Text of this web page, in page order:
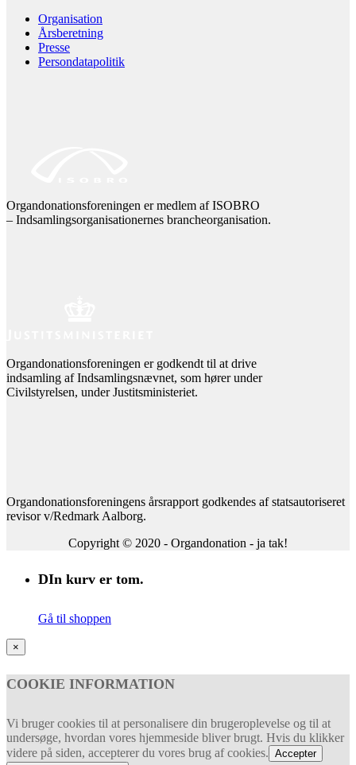
Organisation
Årsberetning
Presse
Persondatapolitik
Organdonationsforeningen er medlem af ISOBRO
– Indsamlingsorganisationernes brancheorganisation.
Organdonationsforeningen er godkendt til at drive
indsamling af Indsamlingsnævnet, som hører under
Civilstyrelsen, under Justitsministeriet.
Organdonationsforeningens årsrapport godkendes af statsautoriseret
revisor v/Redmark Aalborg.
Copyright © 2020 - Organdonation - ja tak!
DIn kurv er tom.
Gå til shoppen
×
COOKIE INFORMATION
Vi bruger cookies til at personalisere din brugeroplevelse og til at
undersøge, hvordan vores hjemmeside bliver brugt. Hvis du klikker
videre på siden, accepterer du vores brug af cookies. Accepter